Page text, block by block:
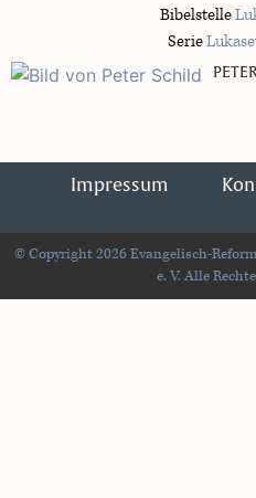
Bibelstelle
Serie
Impressum
© Copyright 2026 Evangelisch-
e. V. Alle